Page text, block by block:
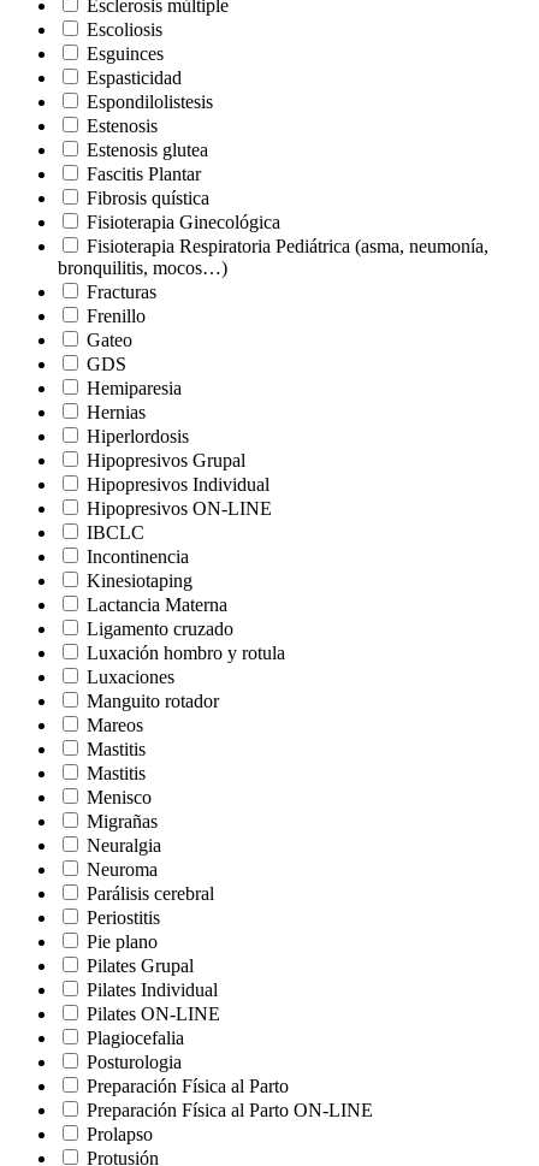
Esclerosis múltiple
Escoliosis
Esguinces
Espasticidad
Espondilolistesis
Estenosis
Estenosis glutea
Fascitis Plantar
Fibrosis quística
Fisioterapia Ginecológica
Fisioterapia Respiratoria Pediátrica (asma, neumonía,
bronquilitis, mocos…)
Fracturas
Frenillo
Gateo
GDS
Hemiparesia
Hernias
Hiperlordosis
Hipopresivos Grupal
Hipopresivos Individual
Hipopresivos ON-LINE
IBCLC
Incontinencia
Kinesiotaping
Lactancia Materna
Ligamento cruzado
Luxación hombro y rotula
Luxaciones
Manguito rotador
Mareos
Mastitis
Mastitis
Menisco
Migrañas
Neuralgia
Neuroma
Parálisis cerebral
Periostitis
Pie plano
Pilates Grupal
Pilates Individual
Pilates ON-LINE
Plagiocefalia
Posturologia
Preparación Física al Parto
Preparación Física al Parto ON-LINE
Prolapso
Protusión